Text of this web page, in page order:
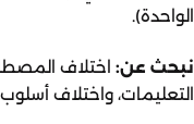
الواحدة).
نبحث عن: اختلاف
التعليمات، واختلاف